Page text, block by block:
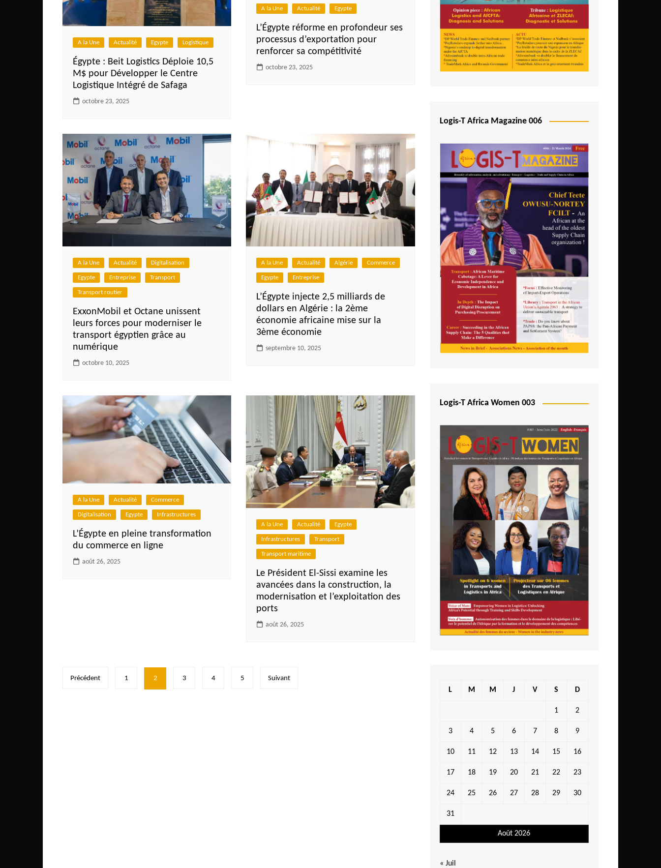
São Tomé et Príncipe
Seychelles
Sierra Leone
Soudan
Zimbabwe
A la Une Actualité Egypte Logistique
Égypte : Beit Logistics Déploie 10,5
M$ pour Développer le Centre
Logistique Intégré de Safaga
octobre 23, 2025
A la Une Actualité Egypte
L’Égypte réforme en profondeur ses
processus d’exportation pour
renforcer sa compétitivité
octobre 23, 2025
A la Une Actualité Digitalisation
Egypte Entreprise Transport
Transport routier
ExxonMobil et Octane unissent
leurs forces pour moderniser le
transport égyptien grâce au
numérique
octobre 10, 2025
A la Une Actualité Algérie Commerce
Egypte Entreprise
L’Égypte injecte 2,5 milliards de
dollars en Algérie : la 2ème
économie africaine mise sur la
3ème économie
septembre 10, 2025
A la Une Actualité Commerce
Digitalisation Egypte Infrastructures
L’Égypte en pleine transformation
du commerce en ligne
août 26, 2025
A la Une Actualité Egypte
Infrastructures Transport
Transport maritime
Le Président El-Sissi examine les
avancées dans la construction, la
modernisation et l’exploitation des
ports
août 26, 2025
Pagination
Précédent 1 2 3 4 5 Suivant
Logis-T Africa Magazine 006
Logis-T Africa Women 003
Août 2026
L M M J V S D
1 2
3 4 5 6 7 8 9
10 11 12 13 14 15 16
17 18 19 20 21 22 23
24 25 26 27 28 29 30
31
« Juil